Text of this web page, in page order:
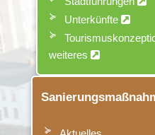
Unterkünfte
weiteres